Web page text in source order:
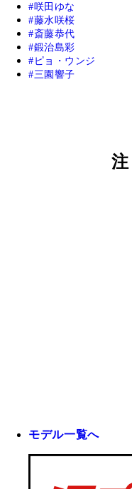
咲田ゆな
藤水咲桜
斎藤恭代
鍛治島彩
ピョ・ウンジ
三園響子
モデル一覧へ